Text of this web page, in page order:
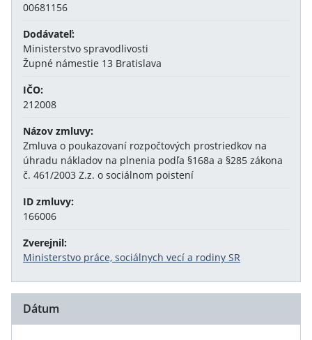
00681156
Dodávateľ:
Ministerstvo spravodlivosti
Župné námestie 13 Bratislava
IČO:
212008
Názov zmluvy:
Zmluva o poukazovaní rozpočtových prostriedkov na
úhradu nákladov na plnenia podľa §168a a §285 zákona
č. 461/2003 Z.z. o sociálnom poistení
ID zmluvy:
166006
Zverejnil:
Ministerstvo práce, sociálnych vecí a rodiny SR
Dátum